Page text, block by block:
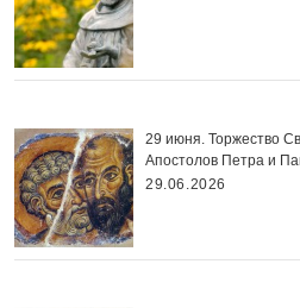
29 июня. Торжество
Апостолов Петра и
29.06.2026